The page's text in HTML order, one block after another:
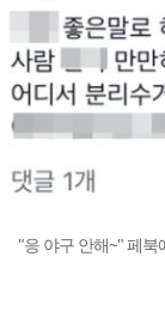
"응 야구 안해~" 페